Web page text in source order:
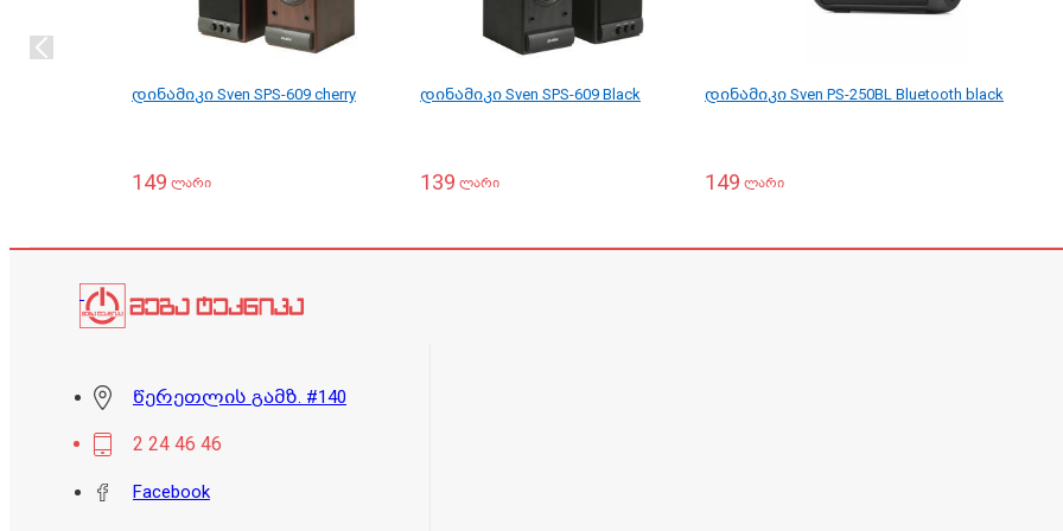
დინამიკი Sven SPS-609 cherry
149 ლარი
დინამიკი Sven SPS-609 Black
139 ლარი
დინამიკი Sven PS-250BL Bluetooth black
149 ლარი
წერეთლის გამზ. #140
2 24 46 46
Facebook